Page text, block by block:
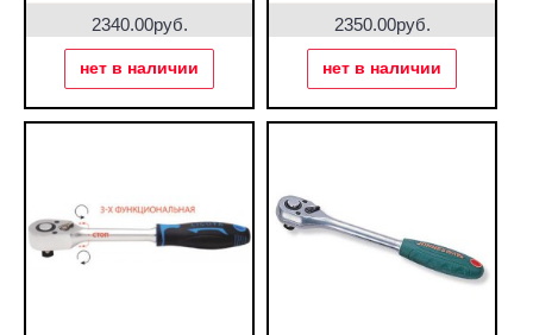
2340.00руб.
нет в наличии
2350.00руб.
нет в наличии